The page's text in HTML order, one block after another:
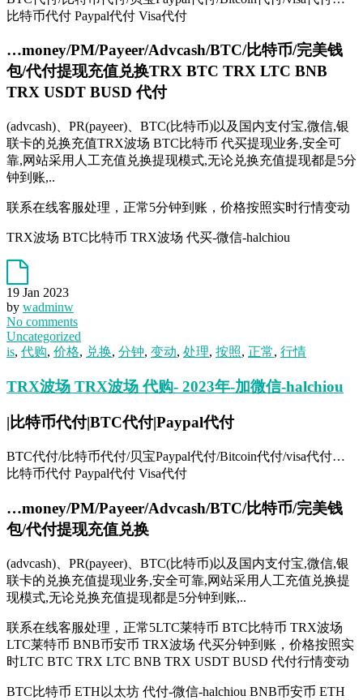
比特币代付 Paypal代付 Visa代付
…money/PM/Payeer/Advcash/BTC/比特币/完美钱
包/代付提现充值兑换TRX BTC TRX LTC BNB
TRX USDT BUSD 代付
(advcash)、PR(payeer)、BTC(比特币)以及国内支付宝,微信,银
联卡的兑换充值TRX波场 BTC比特币 代买提现业务,安全可
靠,网站采用人工充值兑换提现模式,无论兑换充值提现都是5分
钟到账,..
联系在线客服处理，正常5分钟到账，价格按照实时行情变动
TRX波场 BTC比特币 TRX波场 代买-微信-halchiou
19 Jan 2023
by wadminw
No comments
Uncategorized
is, 代购, 价格, 兑换, 分钟, 变动, 处理, 按照, 正常, 行情
TRX波场 TRX波场 代购- 2023年-加微信-halchiou
|比特币代付|BTC代付|Paypal代付
BTC代付/比特币代付/贝宝Paypal代付/Bitcoin代付/visa代付…
比特币代付 Paypal代付 Visa代付
…money/PM/Payeer/Advcash/BTC/比特币/完美钱
包/代付提现充值兑换
(advcash)、PR(payeer)、BTC(比特币)以及国内支付宝,微信,银
联卡的兑换充值提现业务,安全可靠,网站采用人工充值兑换提
现模式,无论兑换充值提现都是5分钟到账,..
联系在线客服处理，正常5LTC莱特币 BTC比特币 TRX波场
LTC莱特币 BNB币安币 TRX波场 代买分钟到账，价格按照实
时LTC BTC TRX LTC BNB TRX USDT BUSD 代付行情变动
BTC比特币 ETH以太坊 代付-微信-halchiou BNB币安币 ETH